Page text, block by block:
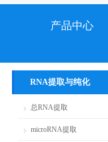
产品中心
RNA提取与纯化
总RNA提取
microRNA提取